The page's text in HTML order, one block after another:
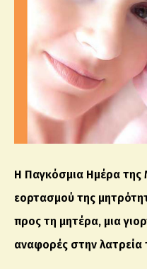
H Παγκόσμια Ημέρα της
εορτασμού της
προς τη μητέρα, μια
αναφορές στην λατρεία